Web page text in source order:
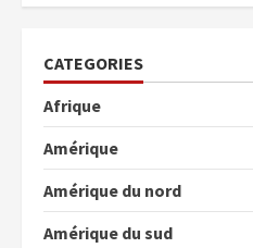
CATEGORIES
Afrique
Amérique
Amérique du nord
Amérique du sud